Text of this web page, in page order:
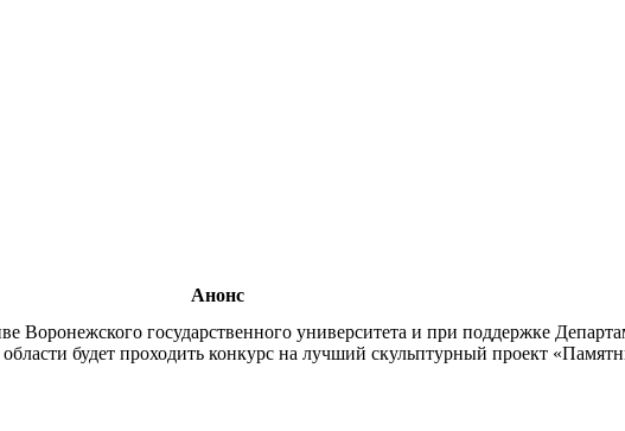
Анонс
Воронежского государственного университета и при поддержке
будет проходить конкурс на лучший скульптурный проект